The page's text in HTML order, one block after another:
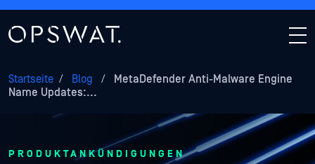
Startseite / Blog /
MetaDefender Anti-Malware Engine
Name Updates:...
PRODUKTANKÜNDIGUNGEN